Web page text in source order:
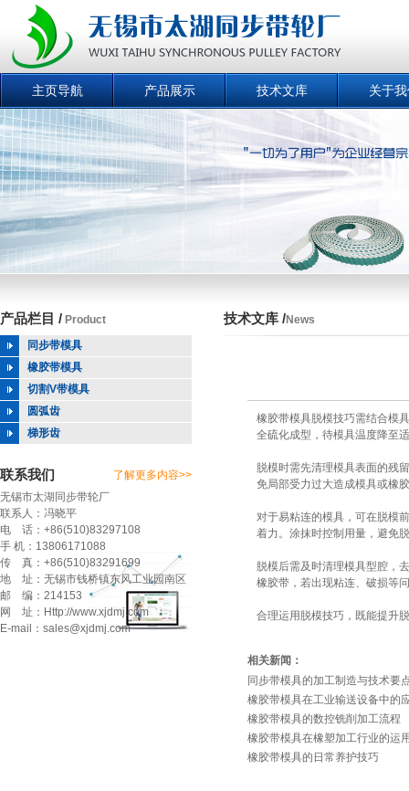
主页导航 产品展示 技术文库 关于
产品栏目 / Product
同步带模具
橡胶带模具
切割V带模具
圆弧齿
梯形齿
联系我们
了解更多内容>>
无锡市太湖同步带轮厂
联系人：冯晓平
电 话：+86(510)83297108
手 机：13806171088
传 真：+86(510)83291699
地 址：无锡市钱桥镇东风工业园南区
邮 编：214153
网 址：Http://www.xjdmj.com
E-mail：sales@xjdmj.com
技术文库 /News
橡胶带模具脱模技巧需结合模
全硫化成型，待模具温度降至
脱模时需先清理模具表面的残
免局部受力过大造成模具或橡
对于易粘连的模具，可在脱模
着力。涂抹时控制用量，避免
脱模后需及时清理模具型腔，
橡胶带，若出现粘连、破损等
合理运用脱模技巧，既能提升
相关新闻：
同步带模具的加工制造与技术要
橡胶带模具在工业输送设备中的
橡胶带模具的数控铣削加工流程
橡胶带模具在橡塑加工行业的运
橡胶带模具的日常养护技巧